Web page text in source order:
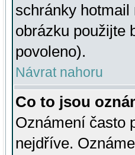
schránky hotmail
obrázku použijte
povoleno).
Návrat nahoru
Co to jsou
Oznámení často
nejdříve.